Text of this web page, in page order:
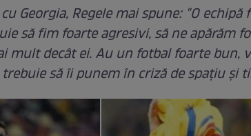
Georgia, Regele mai spune: "O echipă
să fim foarte agresivi, să ne apărăm
mult decât ei. Au un fotbal foarte bun,
să îi punem în criză de spaţiu şi